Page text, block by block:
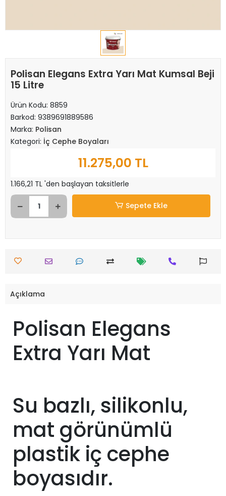
Polisan Elegans Extra Yarı Mat Kumsal Beji
15 Litre
Ürün Kodu: 8859
Barkod: 9389691889586
Marka: Polisan
Kategori: İç Cephe Boyaları
11.275,00 TL
1.166,21 TL 'den başlayan taksitlerle
Sepete Ekle
Açıklama
Polisan Elegans
Extra Yarı Mat
Su bazlı, silikonlu,
mat görünümlü
plastik iç cephe
boyasıdır.